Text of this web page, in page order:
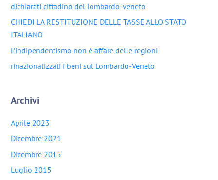
dichiarati cittadino del lombardo-veneto
CHIEDI LA RESTITUZIONE DELLE TASSE ALLO STATO
ITALIANO
L’indipendentismo non è affare delle regioni
rinazionalizzati i beni sul Lombardo-Veneto
Archivi
Aprile 2023
Dicembre 2021
Dicembre 2015
Luglio 2015